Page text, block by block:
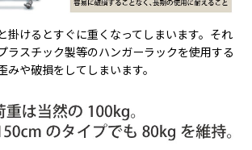
掛けるとすぐに重くなってしまいます。それ
ラスチック製等のハンガーラックを使用する
みや破損をしてしまいます。